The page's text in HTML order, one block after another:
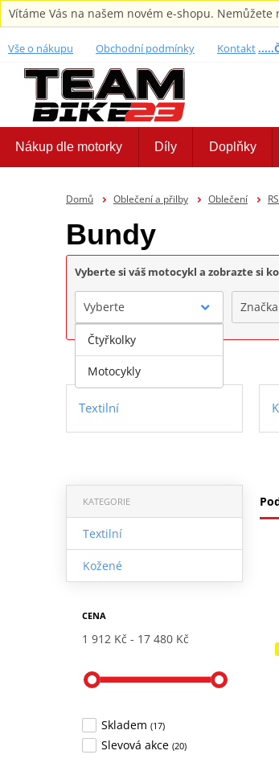
Vítáme Vás na našem novém e-shopu.
Vše o nákupu Obchodní podmínky Kontakt
Nákup dle motorky Díly Doplňky
Domů Oblečení a přilby Oblečení
Bundy
Vyberte si váš motocykl a zobrazte si
Vyberte Značka
Textilní
KATEGORIE
Textilní
Kožené
CENA
1 912 Kč 17 480 Kč
Skladem (17)
Slevová akce (20)
Čtyřkolky
Motocykly